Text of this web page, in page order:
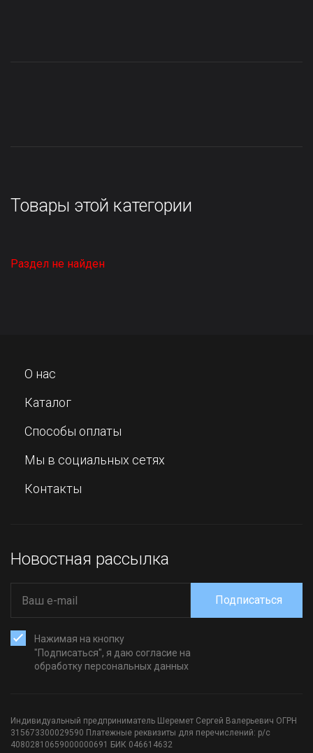
Товары этой категории
Раздел не найден
О нас
Каталог
Способы оплаты
Мы в социальных сетях
Контакты
Новостная рассылка
Нажимая на кнопку
"Подписаться", я даю согласие на
обработку персональных данных
Подписаться
Индивидуальный предприниматель Шеремет Сергей Валерьевич ОГРН
315673300029590 Платежные реквизиты для перечислений: р/с
40802810659000000691 БИК 046614632